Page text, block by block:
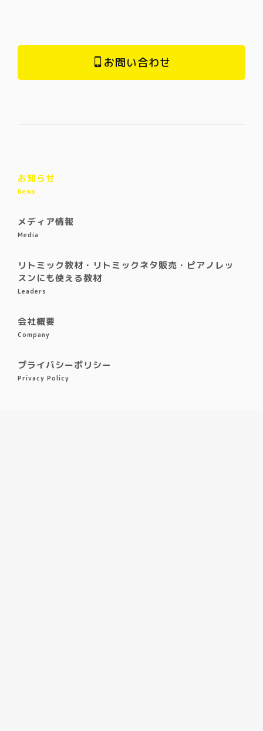
お問い合わせ
お知らせ
News
メディア情報
Media
リトミック教材・リトミックネタ販売・ピアノレッ
スンにも使える教材
Leaders
会社概要
Company
プライバシーポリシー
Privacy Policy